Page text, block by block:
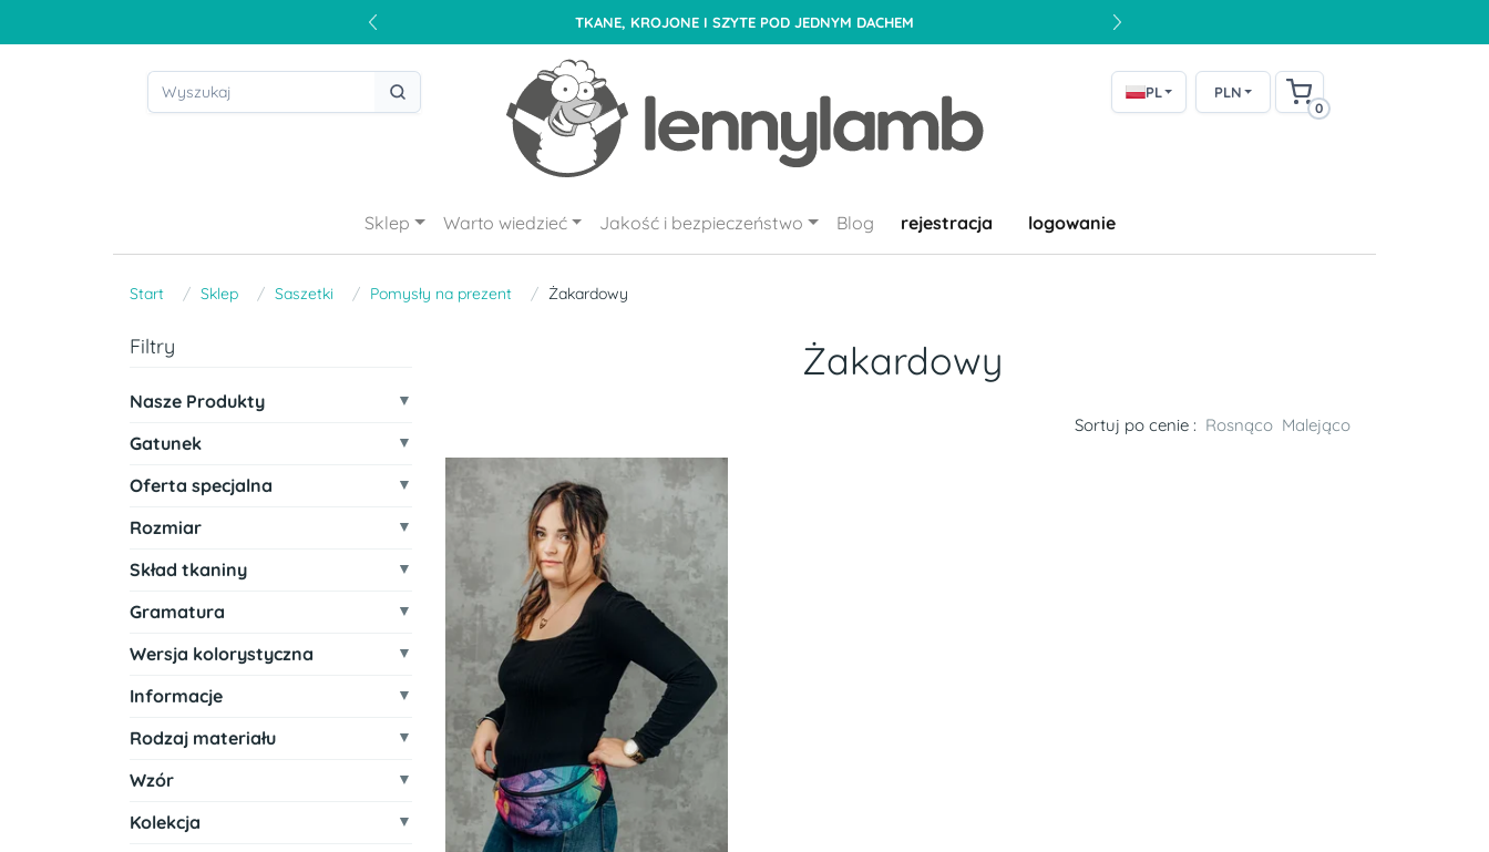
TKANE, KROJONE I SZYTE POD JEDNYM DACHEM
PL PLN
0
Sklep Warto wiedzieć Jakość i bezpieczeństwo Blog rejestracja logowanie
Start Sklep Saszetki Pomysły na prezent Żakardowy
Filtry
Nasze Produkty
Gatunek
Oferta specjalna
Rozmiar
Skład tkaniny
Gramatura
Wersja kolorystyczna
Informacje
Rodzaj materiału
Wzór
Kolekcja
Żakardowy
Sortuj po cenie : Rosnąco Malejąco